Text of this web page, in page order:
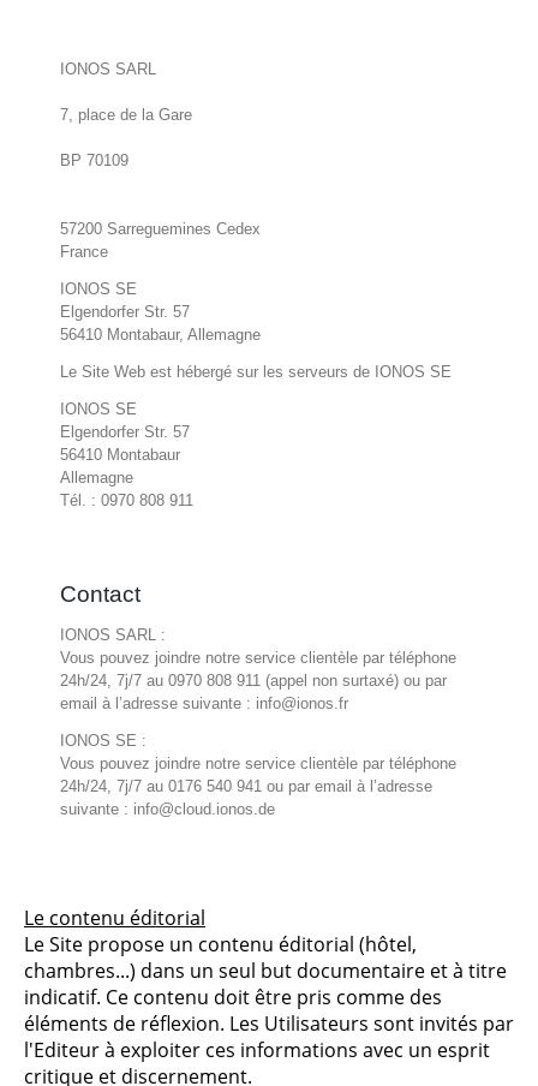
IONOS SARL
7, place de la Gare
BP 70109
57200 Sarreguemines Cedex
France
IONOS SE
Elgendorfer Str. 57
56410 Montabaur, Allemagne
Le Site Web est hébergé sur les serveurs de IONOS SE
IONOS SE
Elgendorfer Str. 57
56410 Montabaur
Allemagne
Tél. : 0970 808 911
Contact
IONOS SARL :
Vous pouvez joindre notre service clientèle par téléphone
24h/24, 7j/7 au 0970 808 911 (appel non surtaxé) ou par
email à l’adresse suivante : info@ionos.fr
IONOS SE :
Vous pouvez joindre notre service clientèle par téléphone
24h/24, 7j/7 au 0176 540 941 ou par email à l’adresse
suivante : info@cloud.ionos.de
Le contenu éditorial
Le Site propose un contenu éditorial (hôtel,
chambres...) dans un seul but documentaire et à titre
indicatif. Ce contenu doit être pris comme des
éléments de réflexion. Les Utilisateurs sont invités par
l'Editeur à exploiter ces informations avec un esprit
critique et discernement.